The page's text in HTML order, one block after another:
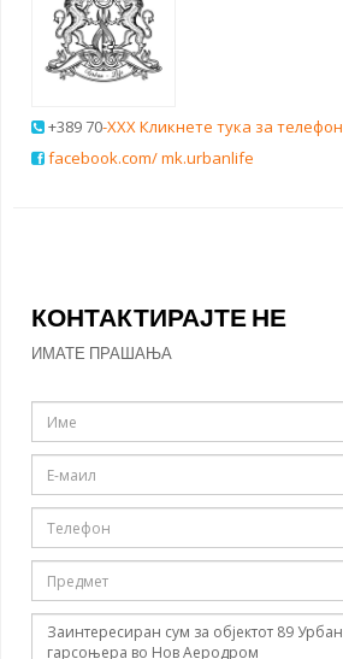
+389 70-XXX Кликнете тука за телефон
facebook.com/ mk.urbanlife
КОНТАКТИРАЈТЕ НЕ
ИМАТЕ ПРАШАЊА